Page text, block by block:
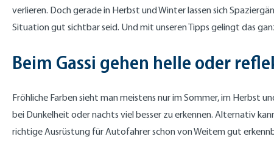
verlieren. Doch gerade in Herbst und Winter lassen sich
Situation gut sichtbar seid. Und mit unseren Tipps gelingt das
Beim Gassi gehen helle oder
Fröhliche Farben sieht man meistens nur im Sommer, im Herbst
bei Dunkelheit oder nachts viel besser zu erkennen. Alternativ
richtige Ausrüstung für Autofahrer schon von Weitem gut